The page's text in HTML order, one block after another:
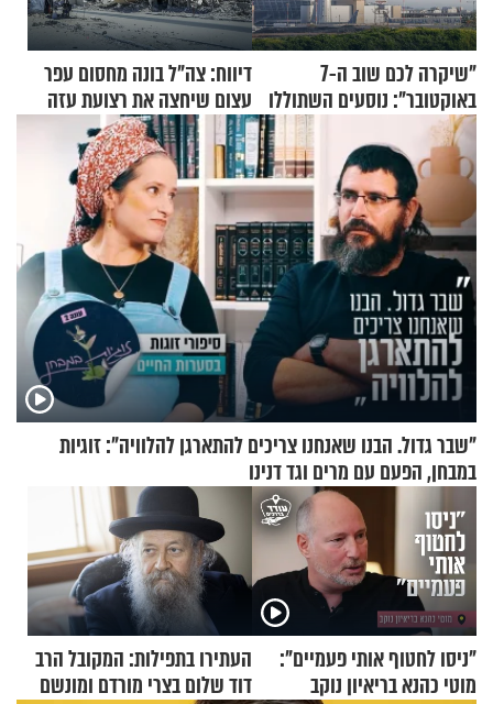
"שיקרה לכם שוב ה-7
באוקטובר": נוסעים השתוללו
בטיסה לפרנקפורט ונעצרו
לאחר שתקפו שוטרים
דיווח: צה"ל בונה מחסום עפר
עצום שיחצה את רצועת עזה
לשניים
"שבר גדול. הבנו שאנחנו צריכים להתארגן להלוויה": זוגיות
במבחן, הפעם עם מרים וגד דנינו
"ניסו לחטוף אותי פעמיים":
מוטי כהנא בריאיון נוקב
העתירו בתפילות: המקובל הרב
דוד שלום בצרי מורדם ומונשם